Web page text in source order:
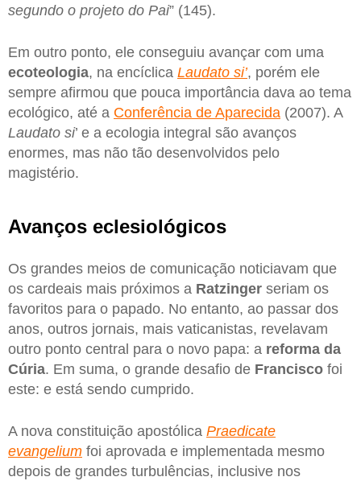
segundo o projeto do Pai” (145).
Em outro ponto, ele conseguiu avançar com uma
ecoteologia, na encíclica Laudato si’, porém ele
sempre afirmou que pouca importância dava ao tema
ecológico, até a Conferência de Aparecida (2007). A
Laudato si’ e a ecologia integral são avanços
enormes, mas não tão desenvolvidos pelo
magistério.
Avanços eclesiológicos
Os grandes meios de comunicação noticiavam que
os cardeais mais próximos a Ratzinger seriam os
favoritos para o papado. No entanto, ao passar dos
anos, outros jornais, mais vaticanistas, revelavam
outro ponto central para o novo papa: a reforma da
Cúria. Em suma, o grande desafio de Francisco foi
este: e está sendo cumprido.
A nova constituição apostólica Praedicate
evangelium foi aprovada e implementada mesmo
depois de grandes turbulências, inclusive nos